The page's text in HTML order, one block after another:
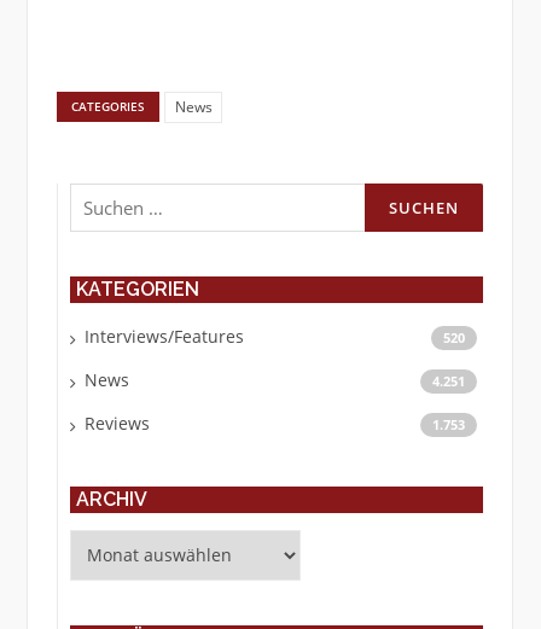
CATEGORIES News
Suchen
nach:
KATEGORIEN
Interviews/Features 520
News 4.251
Reviews 1.753
ARCHIV